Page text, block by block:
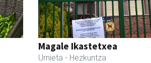
Magale Ikastetxea
Urnieta - Hezkuntza